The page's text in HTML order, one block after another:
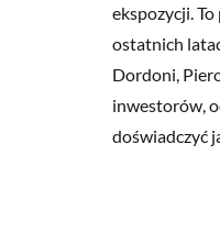
ekspozycji.
ostatnich
Dordoni,
inwestorów,
doświadczyć